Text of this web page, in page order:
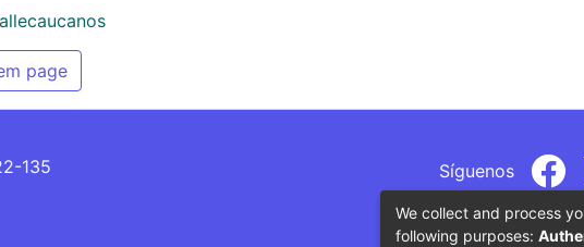
page
135
Síguenos
We collect and process
following purposes: